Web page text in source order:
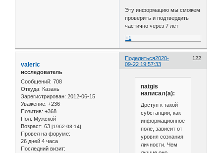
Эту информацию мы сможем
проверить и подтвердить
частично через 7 лет
+1
Поделиться 122
2020-
09-22 19:57:33
valeric
исследователь
Сообщений: 708
Откуда: Казань
Зарегистрирован: 2012-06-15
Уважение: +236
Позитив: +368
Пол: Мужской
Возраст: 63 [1962-08-14]
Провел на форуме:
26 дней 4 часа
Последний визит:
natgis
написал(а):
Доступ к такой
субстанции, как
информационное
поле, зависит от
уровня сознания
личности. Чем